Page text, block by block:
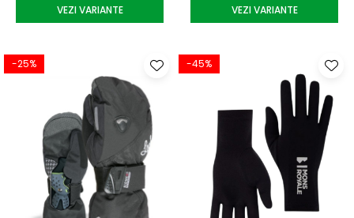
VEZI VARIANTE VEZI VARIANTE
-25% -45%